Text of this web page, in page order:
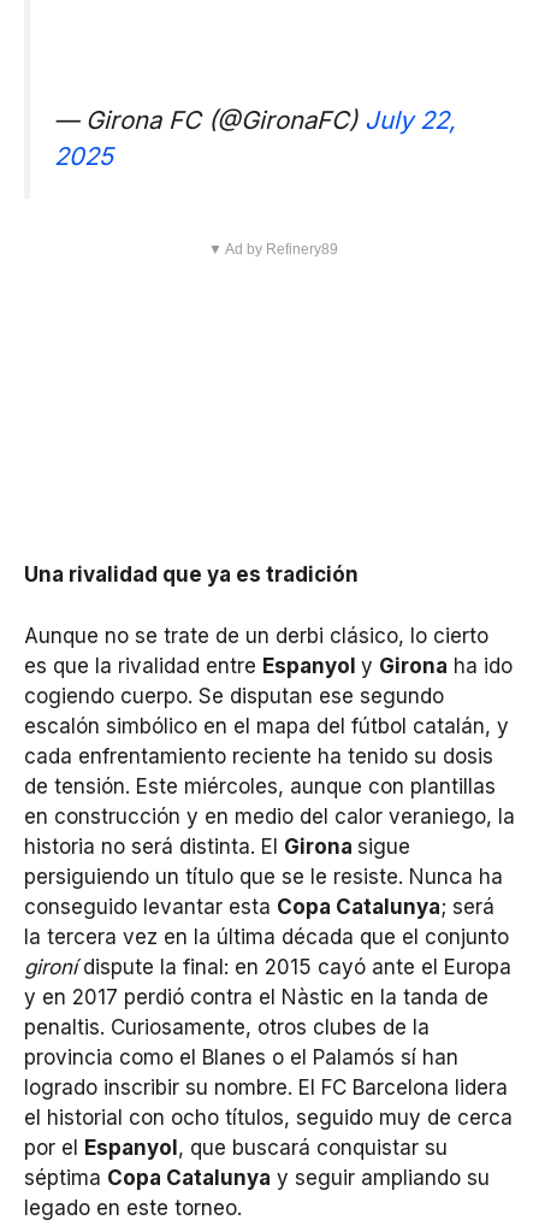
— Girona FC (@GironaFC) July 22,
2025
▼ Ad by Refinery89
Una rivalidad que ya es tradición
Aunque no se trate de un derbi clásico, lo cierto
es que la rivalidad entre Espanyol y Girona ha ido
cogiendo cuerpo. Se disputan ese segundo
escalón simbólico en el mapa del fútbol catalán, y
cada enfrentamiento reciente ha tenido su dosis
de tensión. Este miércoles, aunque con plantillas
en construcción y en medio del calor veraniego, la
historia no será distinta. El Girona sigue
persiguiendo un título que se le resiste. Nunca ha
conseguido levantar esta Copa Catalunya; será
la tercera vez en la última década que el conjunto
gironídispute la final: en 2015 cayó ante el Europa
y en 2017 perdió contra el Nàstic en la tanda de
penaltis. Curiosamente, otros clubes de la
provincia como el Blanes o el Palamós sí han
logrado inscribir su nombre. El FC Barcelona lidera
el historial con ocho títulos, seguido muy de cerca
por el Espanyol, que buscará conquistar su
séptima Copa Catalunya y seguir ampliando su
legado en este torneo.